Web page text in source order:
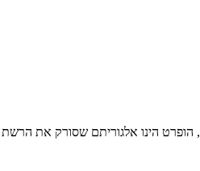
הינך בעמוד אשר מציג את לקראת ועידת האקלים